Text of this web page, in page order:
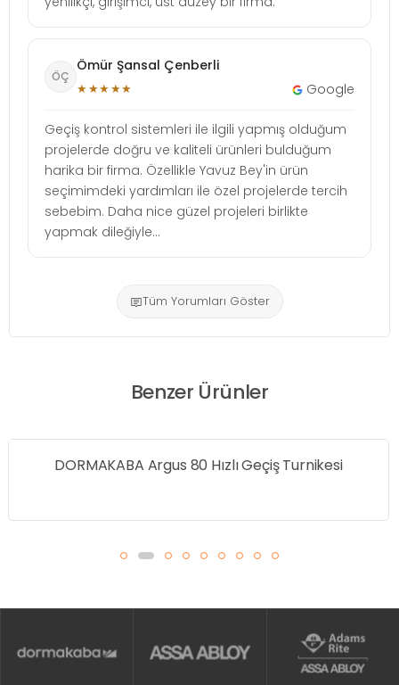
ÖÇ
Ömür Şansal Çenberli
★★★★★ Google
Geçiş kontrol sistemleri ile ilgili yapmış olduğum
projelerde doğru ve kaliteli ürünleri bulduğum
harika bir firma. Özellikle Yavuz Bey'in ürün
seçimimdeki yardımları ile özel projelerde tercih
sebebim. Daha nice güzel projeleri birlikte
yapmak dileğiyle...
Tüm Yorumları Göster
Benzer Ürünler
DORMAKABA Argus 40 Hızlı Geçiş Turnikesi